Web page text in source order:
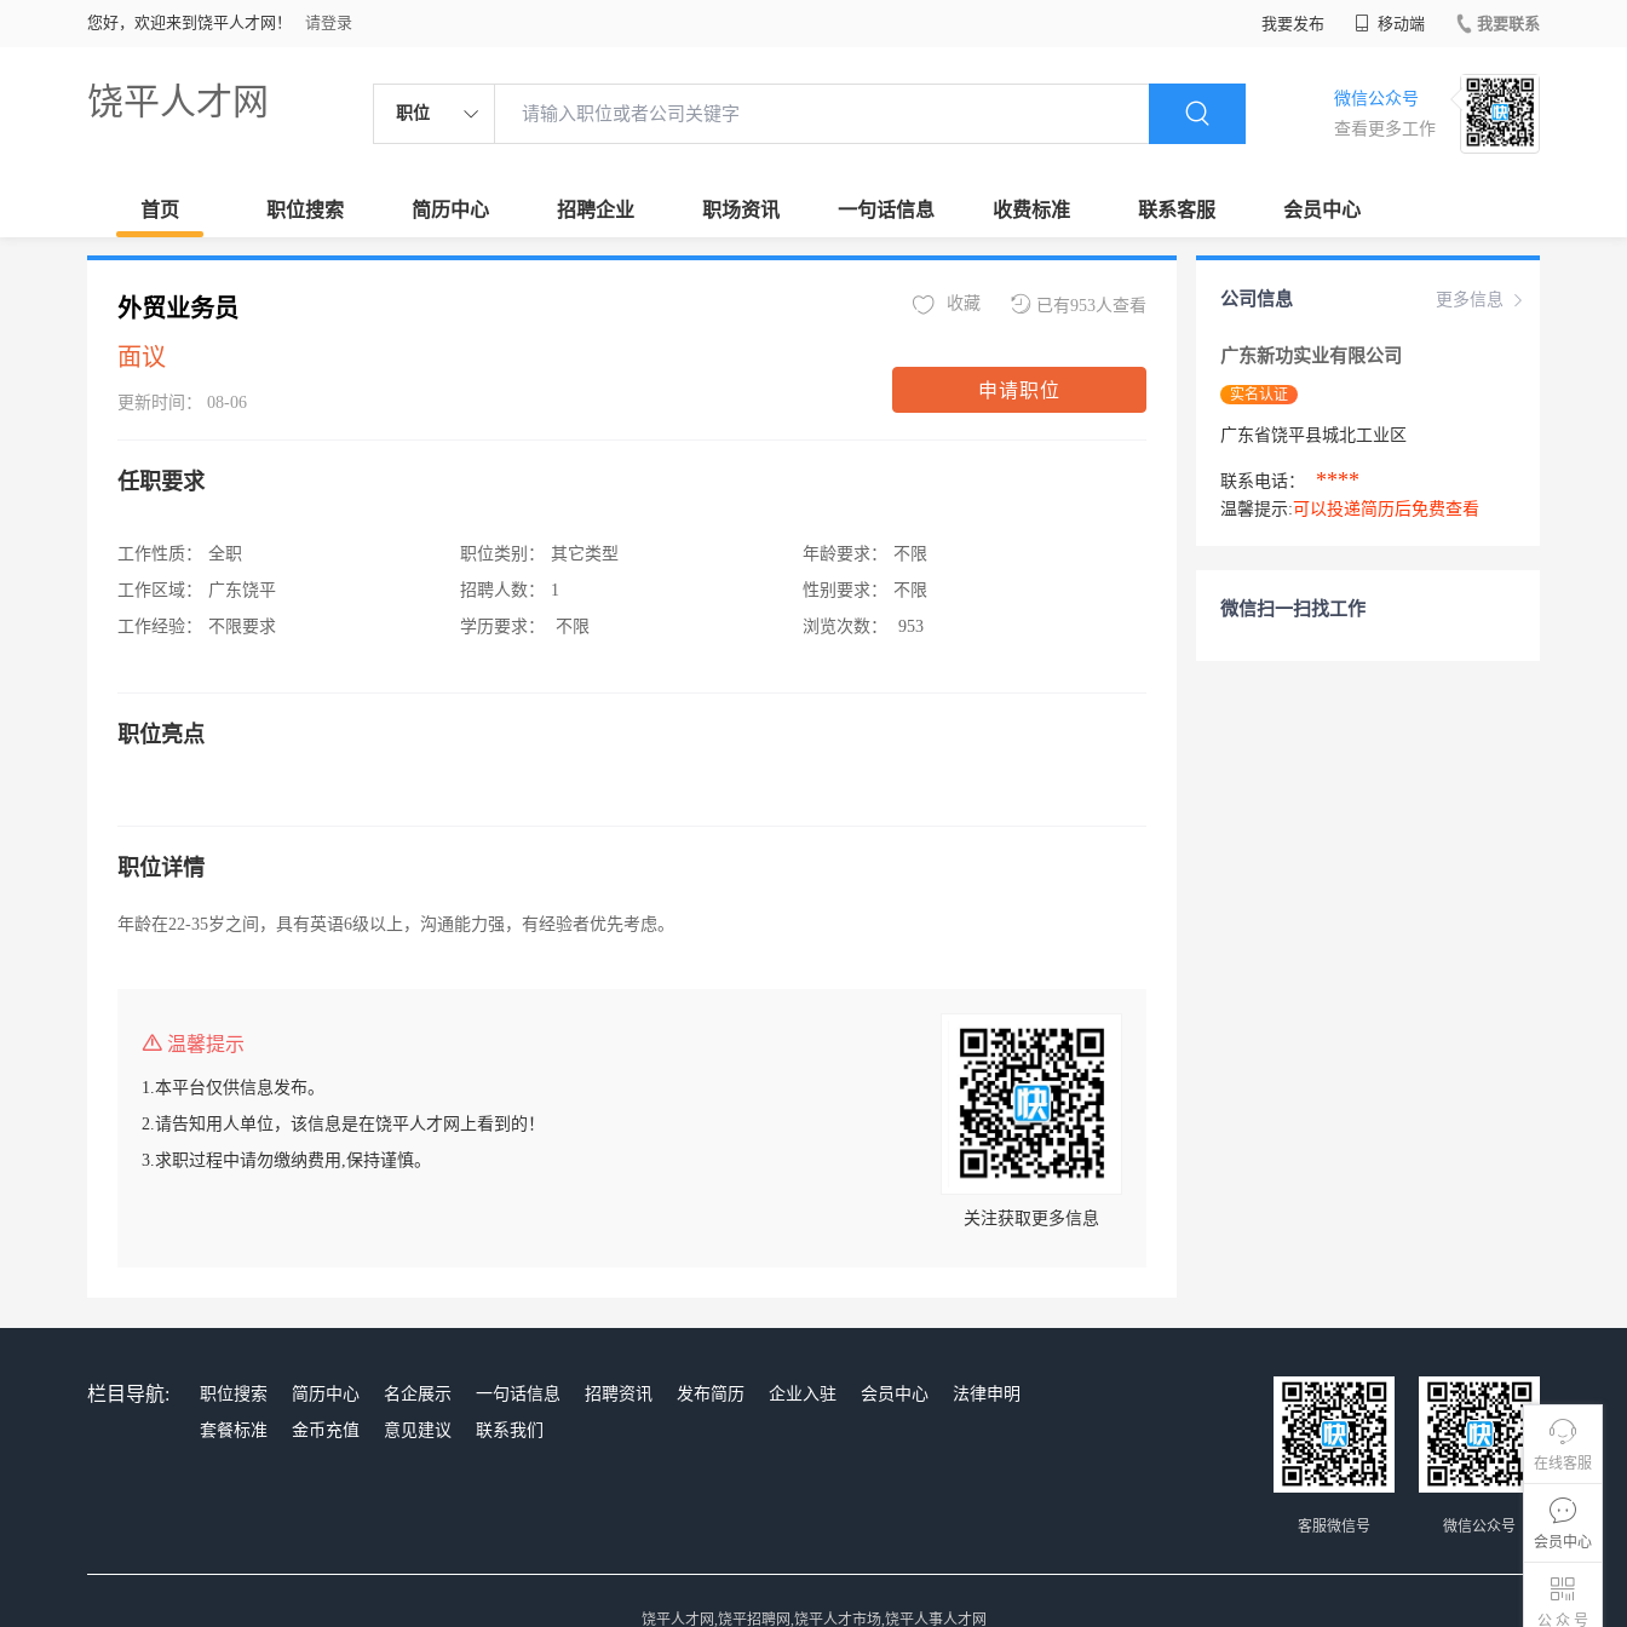
您好，欢迎来到饶平人才网！ 请登录 我要发布 移动端 我要联系
饶平人才网 职位
微信公众号
查看更多工作
首页 职位搜索 简历中心 招聘企业 职场资讯 一句话信息 收费标准 联系客服 会员中心
在线客服
会员中心
公 众 号
外贸业务员
面议
更新时间： 08-06
已有953人查看
收藏
申请职位
任职要求
工作性质：
全职
工作区域：
广东饶平
工作经验：
不限要求
职位类别：
其它类型
招聘人数：
1
学历要求：
不限
年龄要求：
不限
性别要求：
不限
浏览次数：
953
职位亮点
职位详情
年龄在22-35岁之间，具有英语6级以上，沟通能力强，有经验者优先考虑。
温馨提示
1.本平台仅供信息发布。
2.请告知用人单位，该信息是在饶平人才网上看到的！
3.求职过程中请勿缴纳费用,保持谨慎。
关注获取更多信息
更多信息
公司信息
广东新功实业有限公司
实名认证
广东省饶平县城北工业区
联系电话： ****
温馨提示: 可以投递简历后免费查看
微信扫一扫找工作
栏目导航: 职位搜索 简历中心 名企展示 一句话信息 招聘资讯 发布简历 企业入驻 会员中心
法律申明
套餐标准
金币充值 意见建议 联系我们
微信公众号
客服微信号
饶平人才网,饶平招聘网,饶平人才市场,饶平人事人才网